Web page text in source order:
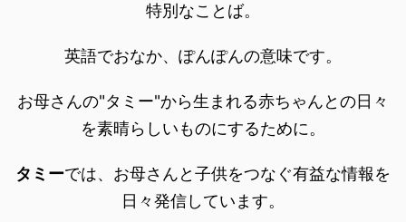
特別なことば。
英語でおなか、ぽんぽんの意味です。
お母さんの"タミー"から生まれる赤ちゃんとの日々
を素晴らしいものにするために。
タミーでは、お母さんと子供をつなぐ有益な情報を
日々発信しています。